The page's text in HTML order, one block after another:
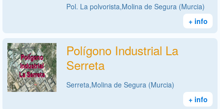
Pol. La polvorista,Molina de Segura (Murcia)
+ info
Polígono Industrial La
Serreta
Serreta,Molina de Segura (Murcia)
+ info